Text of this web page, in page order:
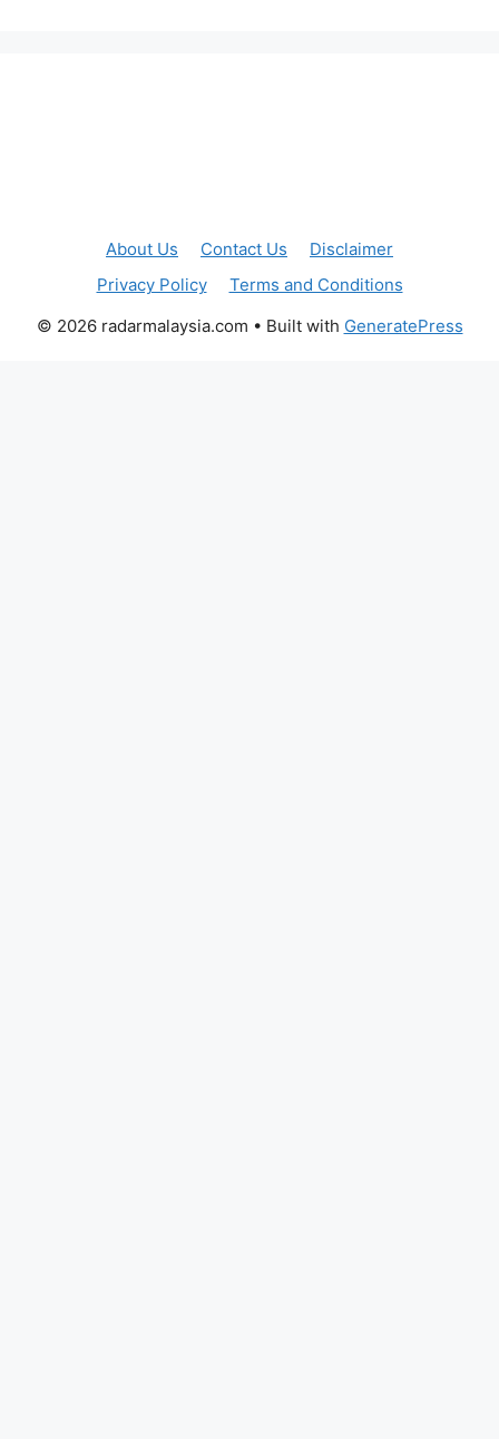
About Us Contact Us
Disclaimer
Privacy Policy
Terms and Conditions
© 2026 radarmalaysia.com • Built with GeneratePress